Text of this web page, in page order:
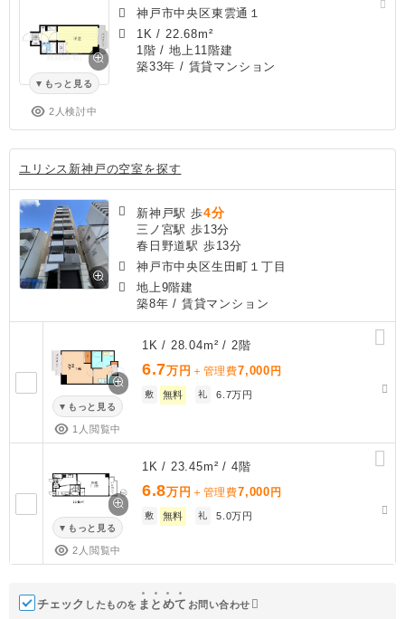
もっと見る
2人検討中
神戸市中央区東雲通１
1K / 22.68m²
1階 / 地上11階建
築33年 / 賃貸マンション
ユリシス新神戸の空室を探す
新神戸駅 歩4分
三ノ宮駅 歩13分
春日野道駅 歩13分
神戸市中央区生田町１丁目
地上9階建
築8年 / 賃貸マンション
もっと見る
1人閲覧中
1K / 28.04m² / 2階
6.7万円 ＋管理費7,000 円
敷 無料 礼 6.7万円
もっと見る
2人閲覧中
1K / 23.45m² / 4階
6.8万円 ＋管理費7,000 円
敷 無料 礼 5.0万円
チェック したものを ま と めて お問い合わせ